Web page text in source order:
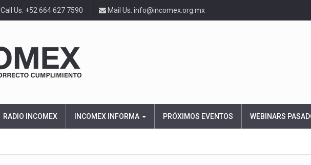
Call Us: +52 664 627 7590 Mail Us: info@incomex.org.mx
RADIO INCOMEX INCOMEX INFORMA PRÓXIMOS EVENTOS WEBINARS